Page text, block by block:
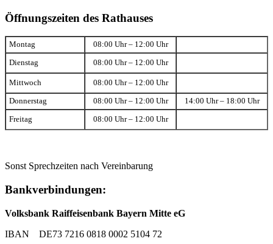
Öffnungszeiten des Rathauses
Montag 08:00 Uhr – 12:00 Uhr
Dienstag 08:00 Uhr – 12:00 Uhr
Mittwoch 08:00 Uhr – 12:00 Uhr
Donnerstag 08:00 Uhr – 12:00 Uhr 14:00 Uhr – 18:00 Uhr
Freitag 08:00 Uhr – 12:00 Uhr
Sonst Sprechzeiten nach Vereinbarung
Bankverbindungen:
Volksbank Raiffeisenbank Bayern Mitte eG
IBAN DE73 7216 0818 0002 5104 72